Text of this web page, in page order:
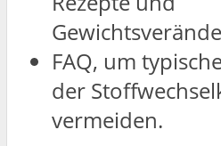
FAQ, um
der
vermeiden.